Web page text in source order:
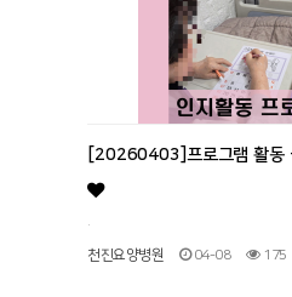
[20260403]프로그램 활
천진요양병원 04-08 175